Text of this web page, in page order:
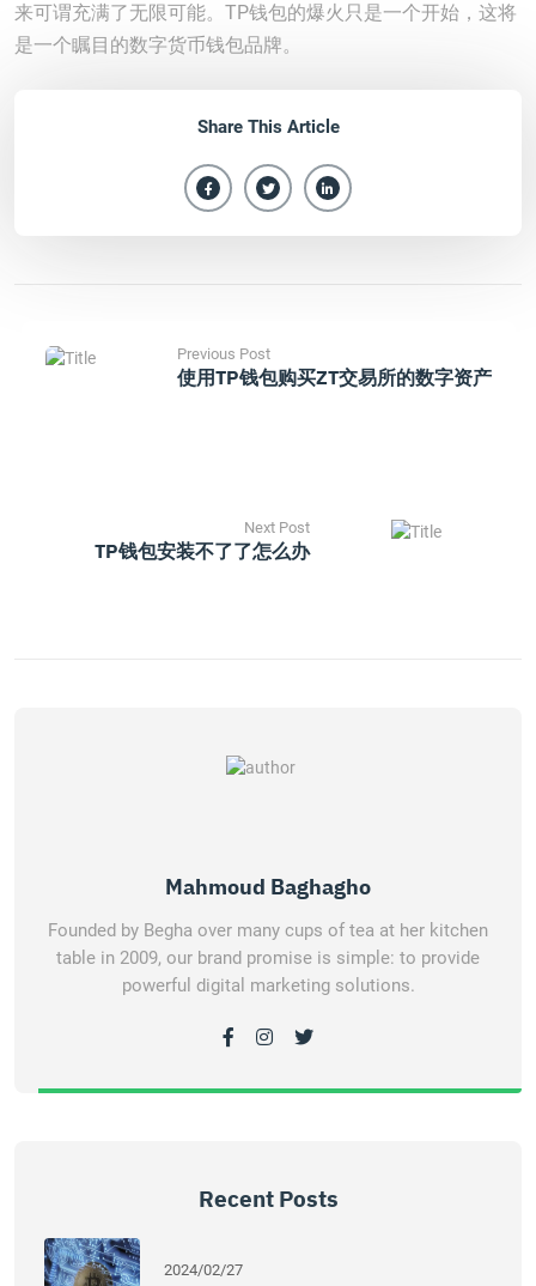
来可谓充满了无限可能。TP钱包的爆火只是一个开始，这将
是一个瞩目的数字货币钱包品牌。
Share This Article
Previous Post
使用TP钱包购买ZT交易所的数字资产
Next Post
TP钱包安装不了了怎么办
Mahmoud Baghagho
Founded by Begha over many cups of tea at her kitchen
table in 2009, our brand promise is simple: to provide
powerful digital marketing solutions.
Recent Posts
2024/02/27